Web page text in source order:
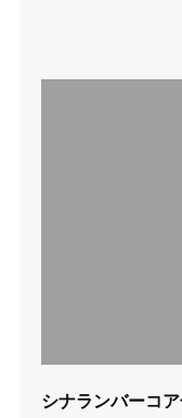
シナランバーコ